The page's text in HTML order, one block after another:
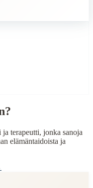
topics
?
terapeutti, jonka sanoja
elämäntaidoista ja